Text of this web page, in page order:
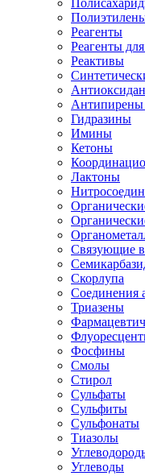
Реагенты
Реагенты
Реактивы
Антипирены
Гидразины
Имины
Кетоны
Лактоны
Связующие
Скорлупа
Соединения
Триазены
Фосфины
Смолы
Стирол
Сульфаты
Сульфиты
Сульфонаты
Тиазолы
Углеводы